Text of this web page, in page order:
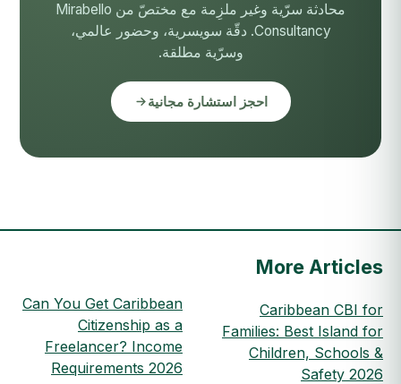
محادثة سرّية وغير ملزِمة مع مختصّ من Mirabello
Consultancy. دقّة سويسرية، وحضور عالمي،
وسرّية مطلقة.
احجز استشارة مجانية
More Articles
Caribbean CBI for
Families: Best Island for
Children, Schools &
Safety 2026
Can You Get Caribbean
Citizenship as a
Freelancer? Income
Requirements 2026